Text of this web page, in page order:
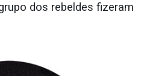
dos rebeldes fizeram